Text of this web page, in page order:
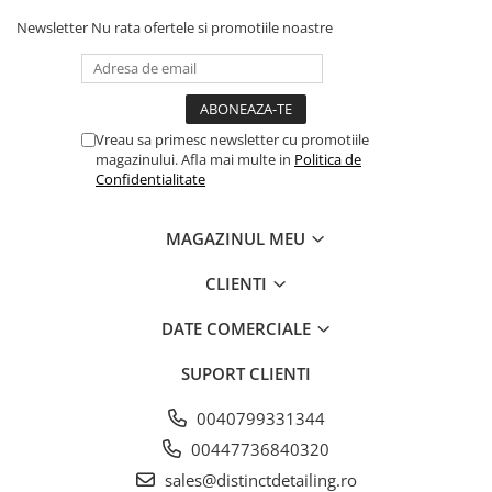
spălați-vă bine mâinile după utilizare; se pastreaza
la loc uscat si racoros la 5-25°C; nu expuneți la
îngheț sau supraîncălzire; nu lăsați să se usuce;
înainte de aplicare, asigurați-vă că suprafața de
curățat este rece, nu aplicați în lumina directă a
soarelui și când este expusă la vânt; a nu se lăsa la
îndemâna copiilor; produs pentru uz profesional.
Newsletter Nu rata ofertele si promotiile noastre
Vreau sa primesc newsletter cu promotiile
magazinului. Afla mai multe in Politica de
Confidentialitate
MAGAZINUL MEU
CLIENTI
DATE COMERCIALE
SUPORT CLIENTI
0040799331344
00447736840320
sales@distinctdetailing.ro